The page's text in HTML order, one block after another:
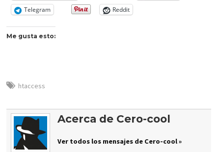
Telegram
Reddit
Me gusta esto:
htaccess
Acerca de Cero-cool
Ver todos los mensajes de Cero-cool »